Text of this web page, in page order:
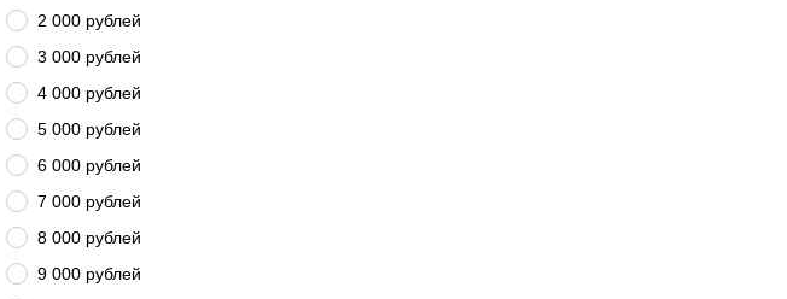
2 000 рублей
3 000 рублей
4 000 рублей
5 000 рублей
6 000 рублей
7 000 рублей
8 000 рублей
9 000 рублей